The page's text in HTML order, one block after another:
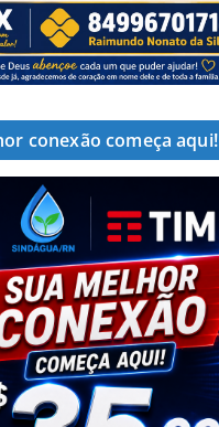
conexão começa aqui!